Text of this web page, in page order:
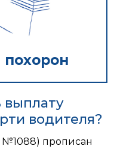
выплату
водителя?
№1088) прописан